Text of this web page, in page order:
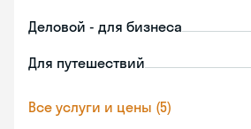
Деловой - для бизнеса
Для путешествий
Все услуги и цены (5)